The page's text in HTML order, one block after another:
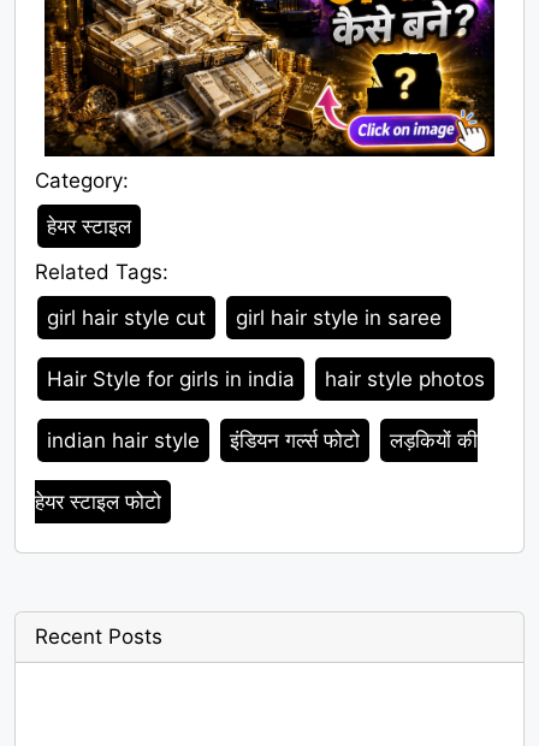
Category:
Category
हेयर स्टाइल
Related Tags:
Tags
girl hair style cut girl hair style in saree
Hair Style for girls in india hair style photos
indian hair style इंडियन गर्ल्स फोटो लड़कियों की
हेयर स्टाइल फोटो
Recent Posts